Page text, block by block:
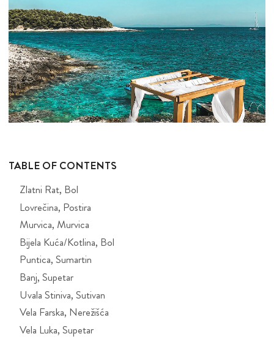
TABLE OF CONTENTS
Zlatni Rat, Bol
Lovrečina, Postira
Murvica, Murvica
Bijela Kuća/Kotlina, Bol
Puntica, Sumartin
Banj, Supetar
Uvala Stiniva, Sutivan
Vela Farska, Nerežišća
Vela Luka, Supetar